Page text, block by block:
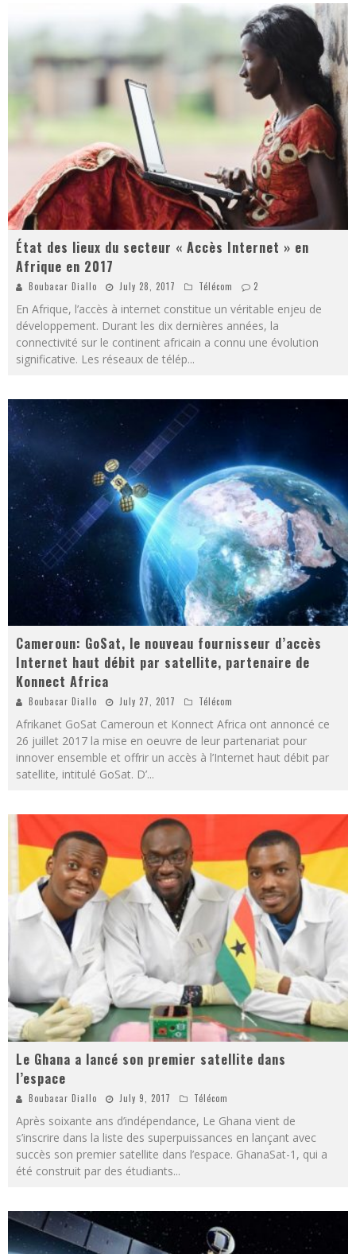
État des lieux du secteur « Accès Internet » en
Afrique en 2017
Boubacar Diallo July 28, 2017 Télécom 2
En Afrique, l’accès à internet constitue un véritable enjeu de
développement. Durant les dix dernières années, la
connectivité sur le continent africain a connu une évolution
significative. Les réseaux de télép...
Cameroun: GoSat, le nouveau fournisseur d’accès
Internet haut débit par satellite, partenaire de
Konnect Africa
Boubacar Diallo July 27, 2017 Télécom
Afrikanet GoSat Cameroun et Konnect Africa ont annoncé ce
26 juillet 2017 la mise en oeuvre de leur partenariat pour
innover ensemble et offrir un accès à l’Internet haut débit par
satellite, intitulé GoSat. D’...
Le Ghana a lancé son premier satellite dans
l’espace
Boubacar Diallo July 9, 2017 Télécom
Après soixante ans d’indépendance, Le Ghana vient de
s’inscrire dans la liste des superpuissances en lançant avec
succès son premier satellite dans l’espace. GhanaSat-1, qui a
été construit par des étudiants...